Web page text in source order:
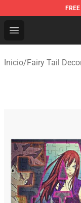
FREE
Open menu
Fairy Tail
Inicio/Fairy Tail